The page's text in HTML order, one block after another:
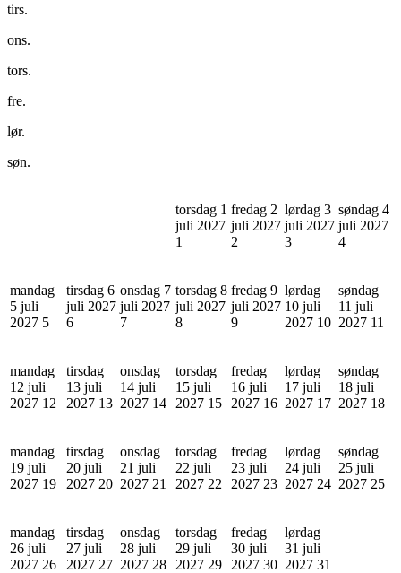
tirs.
ons.
tors.
fre.
lør.
søn.
torsdag 1
juli 2027
1
fredag 2
juli 2027
2
lørdag 3
juli 2027
3
søndag 4
juli 2027
4
mandag
5 juli
2027 5
tirsdag 6
juli 2027
6
onsdag 7
juli 2027
7
torsdag 8
juli 2027
8
fredag 9
juli 2027
9
lørdag
10 juli
2027 10
søndag
11 juli
2027 11
mandag
12 juli
2027 12
tirsdag
13 juli
2027 13
onsdag
14 juli
2027 14
torsdag
15 juli
2027 15
fredag
16 juli
2027 16
lørdag
17 juli
2027 17
søndag
18 juli
2027 18
mandag
19 juli
2027 19
tirsdag
20 juli
2027 20
onsdag
21 juli
2027 21
torsdag
22 juli
2027 22
fredag
23 juli
2027 23
lørdag
24 juli
2027 24
søndag
25 juli
2027 25
mandag
26 juli
2027 26
tirsdag
27 juli
2027 27
onsdag
28 juli
2027 28
torsdag
29 juli
2027 29
fredag
30 juli
2027 30
lørdag
31 juli
2027 31